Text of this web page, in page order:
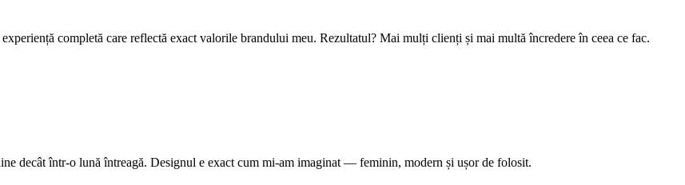
completă care reflectă exact valorile brandului meu. Rezultatul? Mai mulți clienți și mai multă încredere în ceea ce fac.
decât într-o lună întreagă. Designul e exact cum mi-am imaginat — feminin, modern și ușor de folosit.